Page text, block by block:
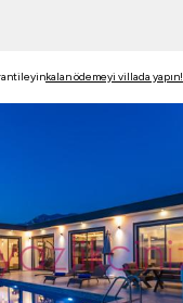
kalan ödemeyi villada yapın!